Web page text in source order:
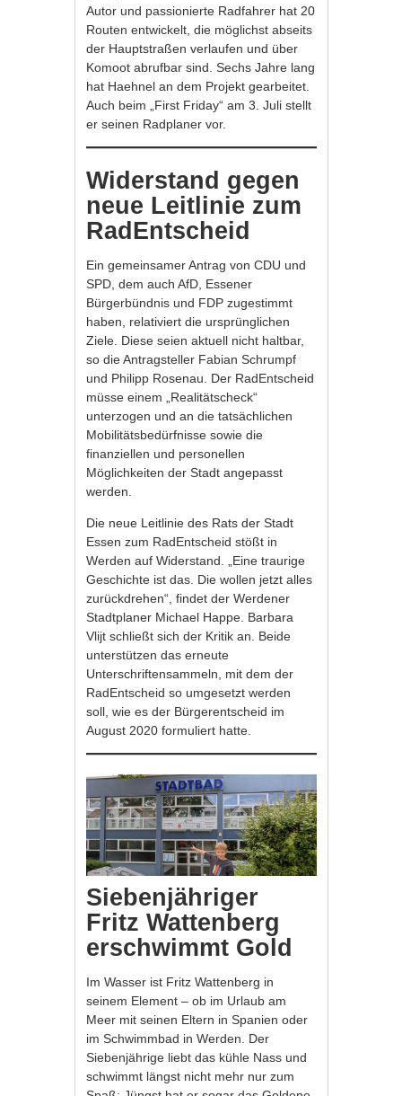
Autor und passionierte Radfahrer hat 20
Routen entwickelt, die möglichst abseits
der Hauptstraßen verlaufen und über
Komoot abrufbar sind. Sechs Jahre lang
hat Haehnel an dem Projekt gearbeitet.
Auch beim „First Friday“ am 3. Juli stellt
er seinen Radplaner vor.
Widerstand gegen
neue Leitlinie zum
RadEntscheid
Ein gemeinsamer Antrag von CDU und
SPD, dem auch AfD, Essener
Bürgerbündnis und FDP zugestimmt
haben, relativiert die ursprünglichen
Ziele. Diese seien aktuell nicht haltbar,
so die Antragsteller Fabian Schrumpf
und Philipp Rosenau. Der RadEntscheid
müsse einem „Realitätscheck“
unterzogen und an die tatsächlichen
Mobilitätsbedürfnisse sowie die
finanziellen und personellen
Möglichkeiten der Stadt angepasst
werden.
Die neue Leitlinie des Rats der Stadt
Essen zum RadEntscheid stößt in
Werden auf Widerstand. „Eine traurige
Geschichte ist das. Die wollen jetzt alles
zurückdrehen“, findet der Werdener
Stadtplaner Michael Happe. Barbara
Vlijt schließt sich der Kritik an. Beide
unterstützen das erneute
Unterschriftensammeln, mit dem der
RadEntscheid so umgesetzt werden
soll, wie es der Bürgerentscheid im
August 2020 formuliert hatte.
Siebenjähriger
Fritz Wattenberg
erschwimmt Gold
Im Wasser ist Fritz Wattenberg in
seinem Element – ob im Urlaub am
Meer mit seinen Eltern in Spanien oder
im Schwimmbad in Werden. Der
Siebenjährige liebt das kühle Nass und
schwimmt längst nicht mehr nur zum